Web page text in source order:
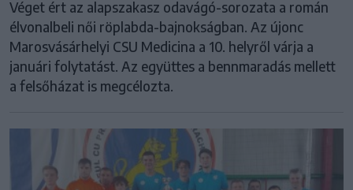
Véget ért az alapszakasz odavágó-sorozata a román
élvonalbeli női röplabda-bajnokságban. Az újonc
Marosvásárhelyi CSU Medicina a 10. helyről várja a
januári folytatást. Az együttes a bennmaradás mellett
a felsőházat is megcélozta.